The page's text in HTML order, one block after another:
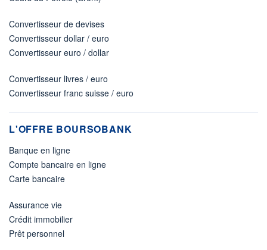
Convertisseur de devises
Convertisseur dollar / euro
Convertisseur euro / dollar
Convertisseur livres / euro
Convertisseur franc suisse / euro
L'OFFRE BOURSOBANK
Banque en ligne
Compte bancaire en ligne
Carte bancaire
Assurance vie
Crédit immobilier
Prêt personnel